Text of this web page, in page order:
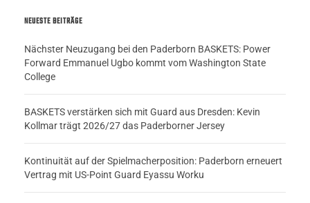
NEUESTE BEITRÄGE
Nächster Neuzugang bei den Paderborn BASKETS: Power
Forward Emmanuel Ugbo kommt vom Washington State
College
BASKETS verstärken sich mit Guard aus Dresden: Kevin
Kollmar trägt 2026/27 das Paderborner Jersey
Kontinuität auf der Spielmacherposition: Paderborn erneuert
Vertrag mit US-Point Guard Eyassu Worku